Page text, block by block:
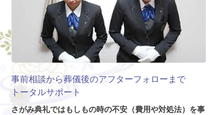
事前相談から葬儀後のアフターフォローまで
トータルサポート
さがみ典礼ではもしもの時の不安（費用や対処法）を事